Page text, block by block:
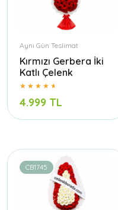
Aynı Gün Teslimat
Kırmızı Gerbera İki
Katlı Çelenk
4.999 TL
CB1745